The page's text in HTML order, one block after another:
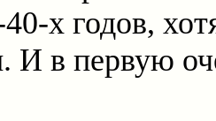
х годов,
И в первую